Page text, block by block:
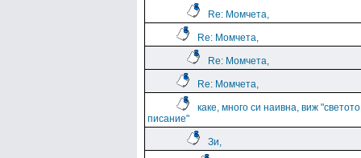
Re: Момчета,
Re: Момчета,
Re: Момчета,
Re: Момчета,
каке, много си наивна, виж "светото
писание"
Зи,